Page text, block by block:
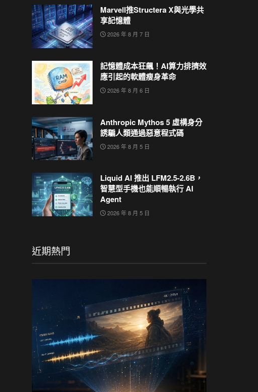
Marvell推Structera X與光學共
享記憶體
2026 年 8 月 7 日
記憶體成本狂飆！AI算力排擠效
應引起的軟體瘦身革命
2026 年 8 月 6 日
Anthropic Mythos 5 虛構身分
誘騙人類通過惡意程式碼
2026 年 8 月 5 日
Liquid AI 推出 LFM2.5-2.6B，
智慧型手機也能順暢執行 AI
Agent
2026 年 8 月 5 日
近期熱門